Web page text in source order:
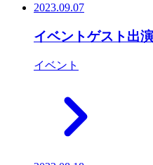
2023.09.07
イベントゲスト出
イベント